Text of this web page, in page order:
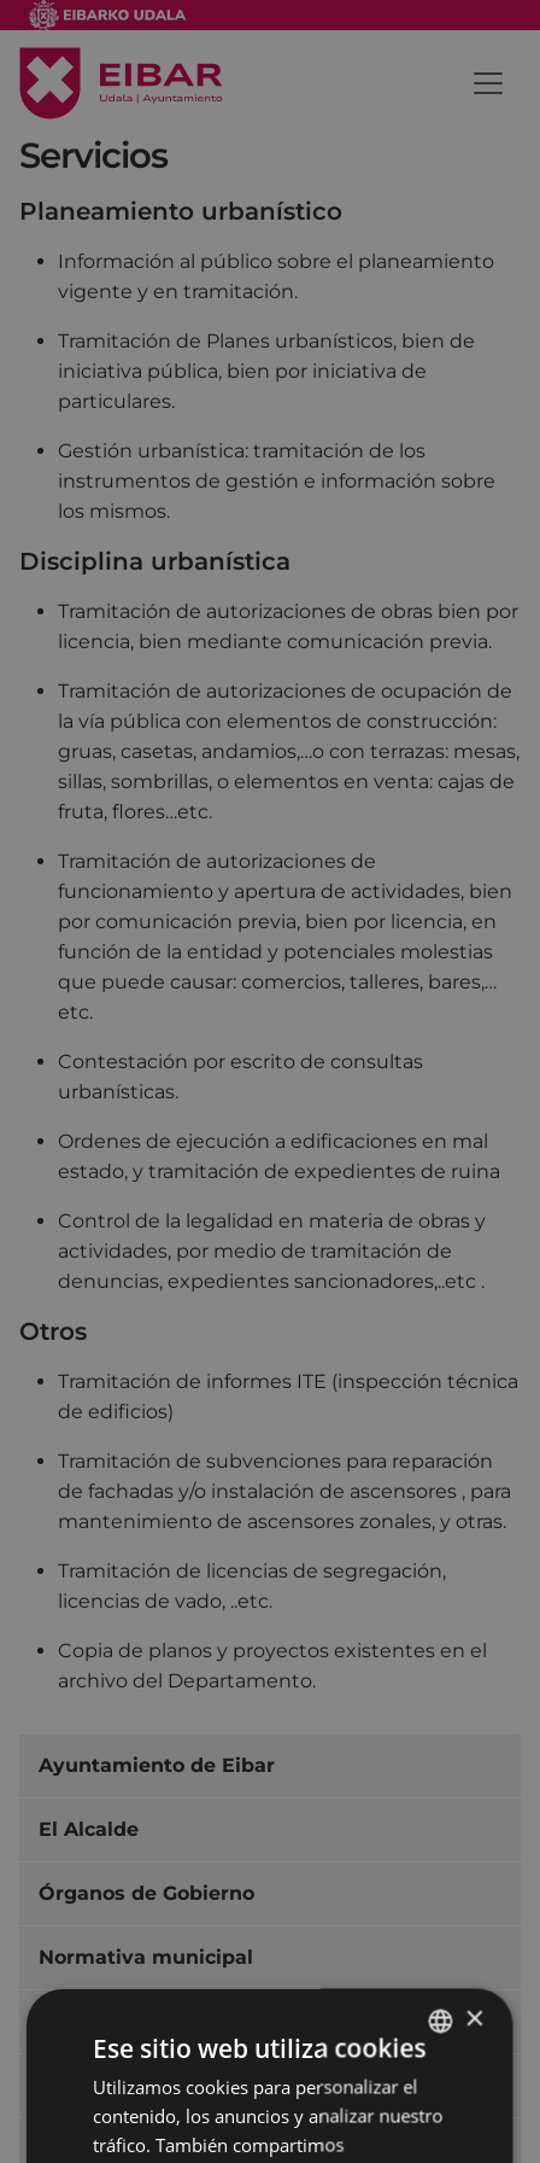
Servicios
Planeamiento urbanístico
Información al público sobre el planeamiento
vigente y en tramitación.
Tramitación de Planes urbanísticos, bien de
iniciativa pública, bien por iniciativa de
particulares.
Gestión urbanística: tramitación de los
instrumentos de gestión e información sobre
los mismos.
Disciplina urbanística
Tramitación de autorizaciones de obras bien por
licencia, bien mediante comunicación previa.
Tramitación de autorizaciones de ocupación de
la vía pública con elementos de construcción:
gruas, casetas, andamios,…o con terrazas: mesas,
sillas, sombrillas, o elementos en venta: cajas de
fruta, flores…etc.
Tramitación de autorizaciones de
funcionamiento y apertura de actividades, bien
por comunicación previa, bien por licencia, en
función de la entidad y potenciales molestias
que puede causar: comercios, talleres, bares,…
etc.
Contestación por escrito de consultas
urbanísticas.
Ordenes de ejecución a edificaciones en mal
estado, y tramitación de expedientes de ruina
Control de la legalidad en materia de obras y
actividades, por medio de tramitación de
denuncias, expedientes sancionadores,..etc .
Otros
Tramitación de informes ITE (inspección técnica
de edificios)
Tramitación de subvenciones para reparación
de fachadas y/o instalación de ascensores , para
mantenimiento de ascensores zonales, y otras.
Tramitación de licencias de segregación,
licencias de vado, ..etc.
Copia de planos y proyectos existentes en el
archivo del Departamento.
Ayuntamiento de Eibar
El Alcalde
Órganos de Gobierno
Normativa municipal
Acuerdos municipales
Presupuestos
BASQUE
SPANISH
×
Ese sitio web utiliza cookies
Utilizamos cookies para personalizar el
contenido, los anuncios y analizar nuestro
tráfico. También compartimos